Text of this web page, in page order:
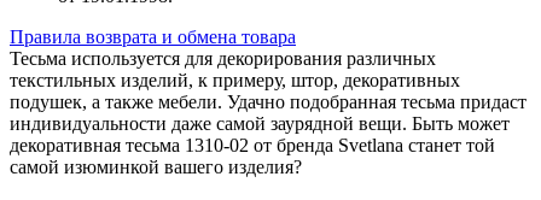
Правила возврата и обмена товара
Тесьма используется для декорирования различных
текстильных изделий, к примеру, штор, декоративных
подушек, а также мебели. Удачно подобранная тесьма придаст
индивидуальности даже самой заурядной вещи. Быть может
декоративная тесьма 1310-02 от бренда Svetlana станет той
самой изюминкой вашего изделия?